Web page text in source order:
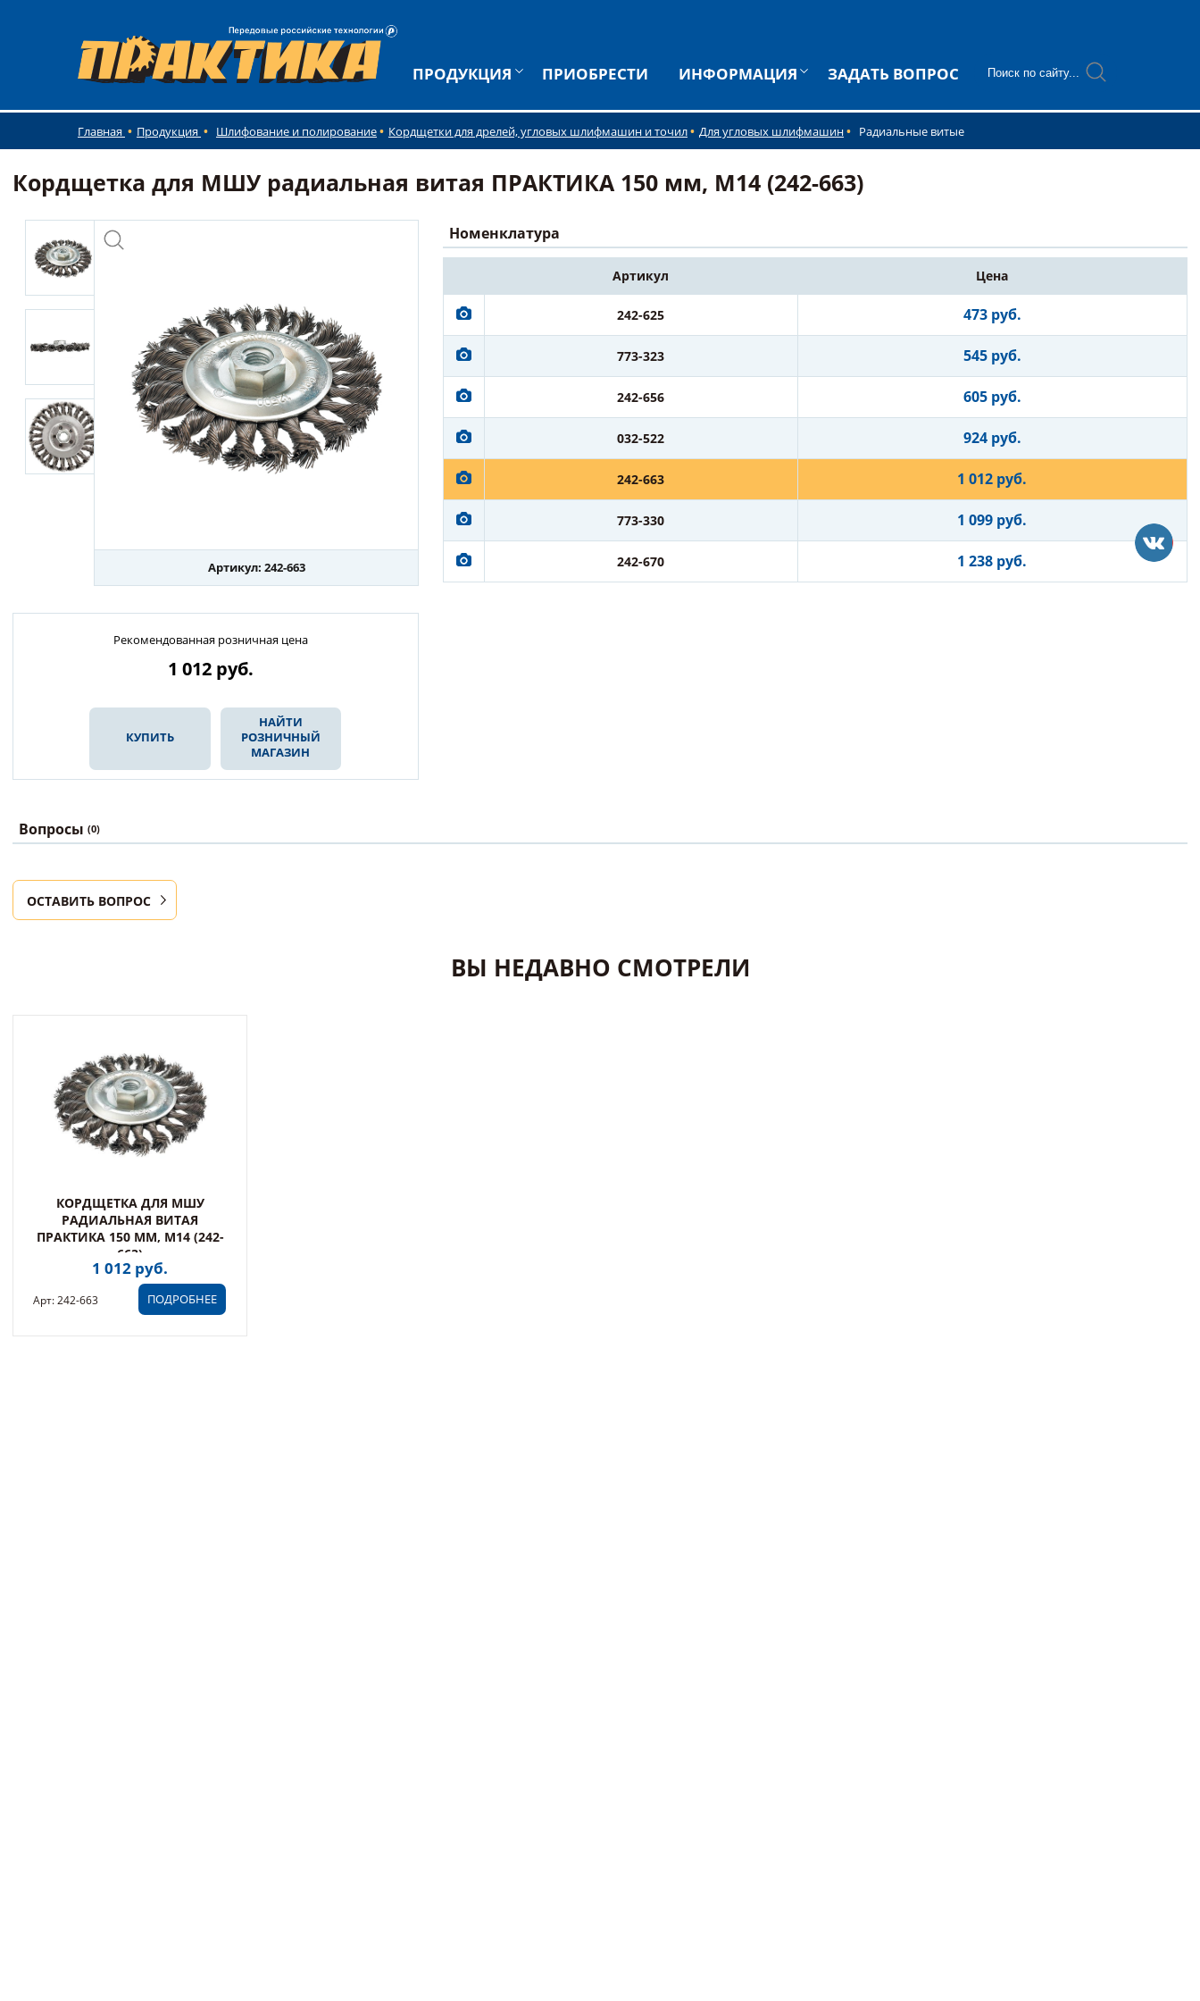
ПРОДУКЦИЯ ПРИОБРЕСТИ ИНФОРМАЦИЯ ЗАДАТЬ ВОПРОС
Главная Продукция Шлифование и полирование Кордщетки для дрелей, угловых шлифмашин и точил Для угловых шлифмашин Радиальные витые
Кордщетка для МШУ радиальная витая ПРАКТИКА 150 мм, М14 (242-663)
Артикул: 242-663
Рекомендованная розничная цена
1 012 руб.
КУПИТЬ
НАЙТИ
РОЗНИЧНЫЙ
МАГАЗИН
Номенклатура
Артикул Цена
242-625 473 руб.
773-323 545 руб.
242-656 605 руб.
032-522 924 руб.
242-663 1 012 руб.
773-330 1 099 руб.
242-670 1 238 руб.
Вопросы (0)
ОСТАВИТЬ ВОПРОС
ВЫ НЕДАВНО СМОТРЕЛИ
КОРДЩЕТКА ДЛЯ МШУ
РАДИАЛЬНАЯ ВИТАЯ
ПРАКТИКА 150 ММ, М14 (242-
663)
1 012 руб.
ПОДРОБНЕЕ
Арт: 242-663